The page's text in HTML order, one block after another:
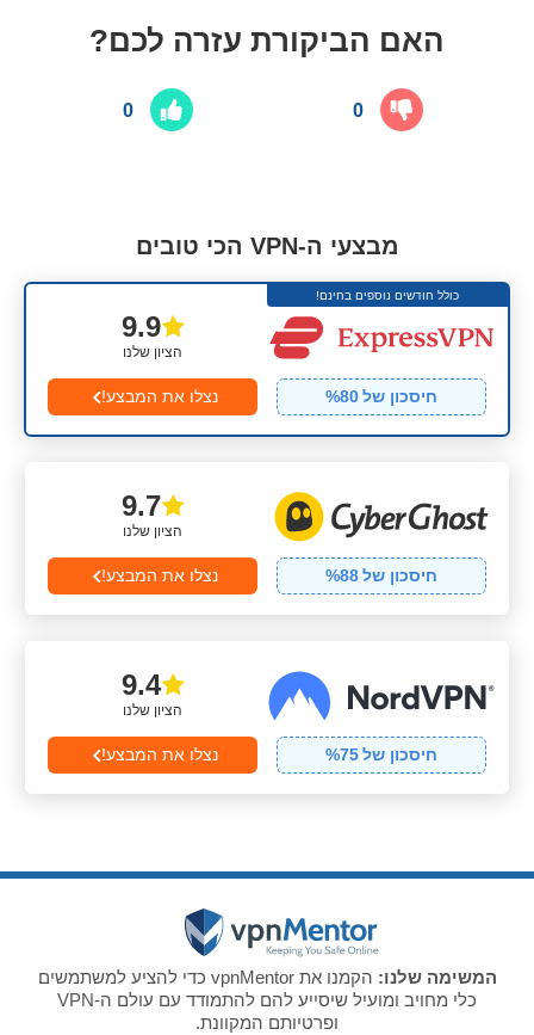
האם הביקורת עזרה לכם?
0 0
מבצעי ה-VPN הכי טובים
כולל חודשים נוספים בחינם!
הציון שלנו
9.9
חיסכון של80
% נצלו את המבצע!
הציון שלנו
9.7
חיסכון של88
% נצלו את המבצע!
הציון שלנו
9.4
חיסכון של75
% נצלו את המבצע!
המשימה שלנו:
הקמנו את vpnMentor כדי להציע למשתמשים
כלי מחויב ומועיל שיסייע להם להתמודד עם עולם ה-VPN
ופרטיותם המקוונת.